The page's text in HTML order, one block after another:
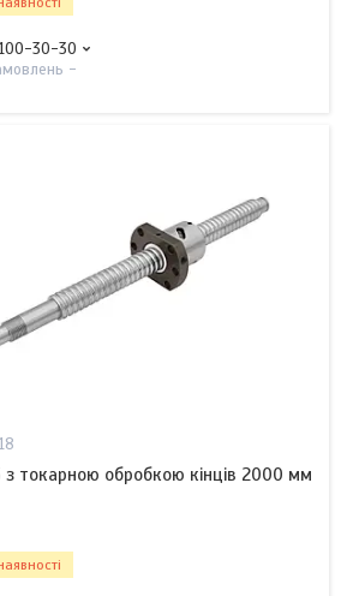
30-30
-
з токарною обробкою кінців 2000 мм